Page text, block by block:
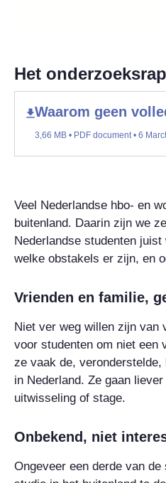
Het
Waarom geen
3,66 MB • PDF document • 6
Veel Nederlandse hbo- en
buitenland. Daarin zijn we
Nederlandse studenten
welke obstakels er zijn, en
Vrienden en familie,
Niet ver weg willen zijn van
voor studenten om niet een
ze vaak de,
in Nederland. Ze gaan
uitwisseling of stage.
Onbekend, niet
Ongeveer een derde van